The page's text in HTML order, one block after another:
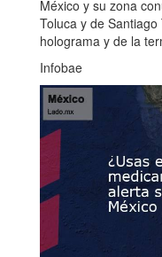
México y su zona
Toluca y de
holograma y de la
Infobae